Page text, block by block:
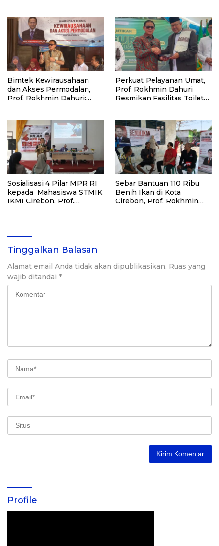
Bimtek Kewirausahaan
dan Akses Permodalan,
Prof. Rokhmin Dahuri:
Benar-benar
Meningkatkan
Kesejahteraan Nelayan
Perkuat Pelayanan Umat,
Prof. Rokhmin Dahuri
Resmikan Fasilitas Toilet
Sosialisasi 4 Pilar MPR RI
kepada Mahasiswa STMIK
IKMI Cirebon, Prof.
Sebar Bantuan 110 Ribu
Benih Ikan di Kota
Cirebon, Prof. Rokhmin
Tinggalkan Balasan
Alamat email Anda tidak akan dipublikasikan. Ruas yang
wajib ditandai *
Profile